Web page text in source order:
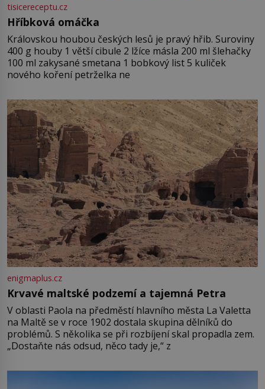
tisicereceptu.cz
Hříbková omáčka
Královskou houbou českých lesů je pravý hřib. Suroviny
400 g houby 1 větší cibule 2 lžíce másla 200 ml šlehačky
100 ml zakysané smetana 1 bobkový list 5 kuliček
nového koření petrželka ne
enigmaplus.cz
Krvavé maltské podzemí a tajemná Petra
V oblasti Paola na předměstí hlavního města La Valetta
na Maltě se v roce 1902 dostala skupina dělníků do
problémů. S několika se při rozbíjení skal propadla zem.
„Dostaňte nás odsud, něco tady je,“ z